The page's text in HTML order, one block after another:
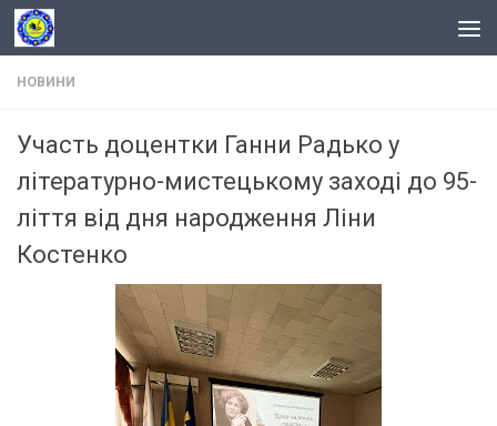
Skip to content
НОВИНИ
Участь доцентки Ганни Радько у
літературно-мистецькому заході до 95-
ліття від дня народження Ліни
Костенко